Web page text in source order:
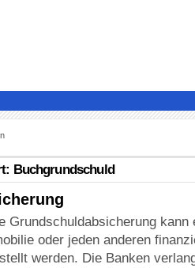
Buchgrundschuld
Grundschuldabsicherung kann
oder jeden anderen
werden. Die Banken